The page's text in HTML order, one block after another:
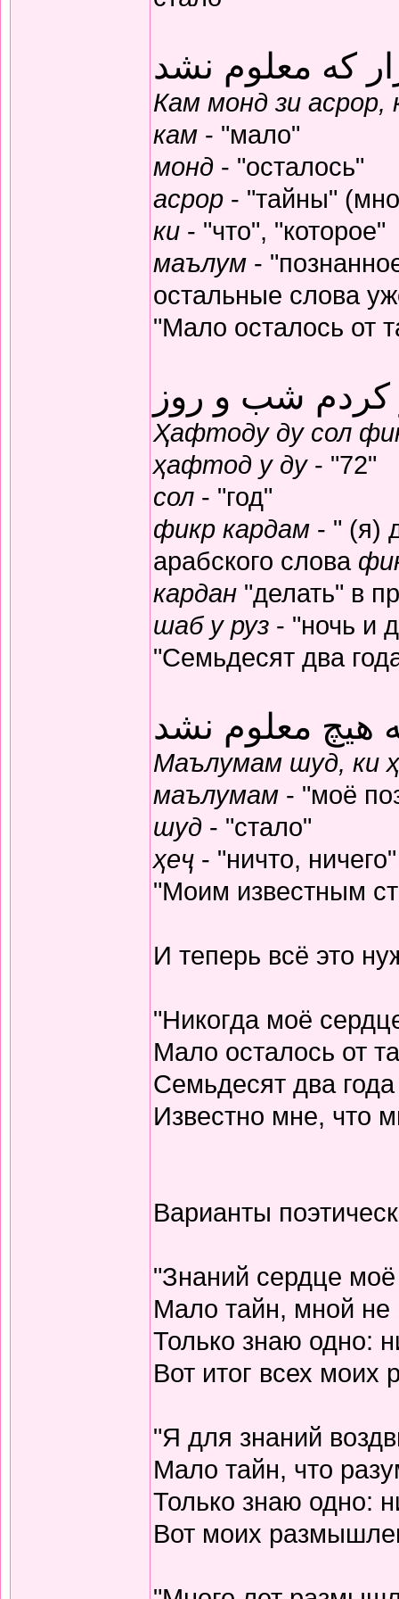
که معلوم نشد
Кам монд зи
кам - "мало"
монд - "осталось"
асрор - "тайны"
ки - "что", "которое"
маълум -
остальные слова
"Мало осталось от
کردم شب و روز
Ҳафтоду ду сол
ҳафтод у ду- "72"
сол - "год"
фикр кардам - " (я)
арабского слова
кардан "делать" в
шаб у руз - "ночь и
"Семьдесят два
هیچ معلوم نشد
Маълумам шуд, ки
маълумам - "моё
шуд - "стало"
ҳеҷ - "ничто, ничего"
"Моим известным
И теперь всё это
"Никогда моё
Мало осталось от
Семьдесят два
Известно мне, что
Варианты
"Знаний сердце
Мало тайн, мной не
Только знаю одно:
Вот итог всех моих
"Я для знаний
Мало тайн, что
Только знаю одно:
Вот моих